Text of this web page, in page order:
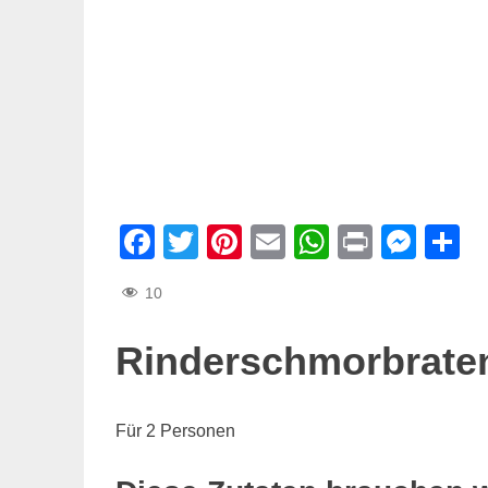
Facebook
Twitter
Pinterest
EmailWhatsApp
Print
10
Für 2 Personen